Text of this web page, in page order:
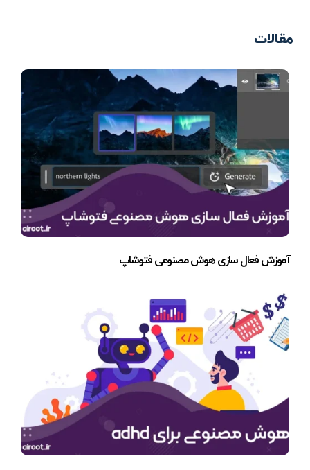
مقالات
آموزش فعال سازی هوش مصنوعی فتوشاپ